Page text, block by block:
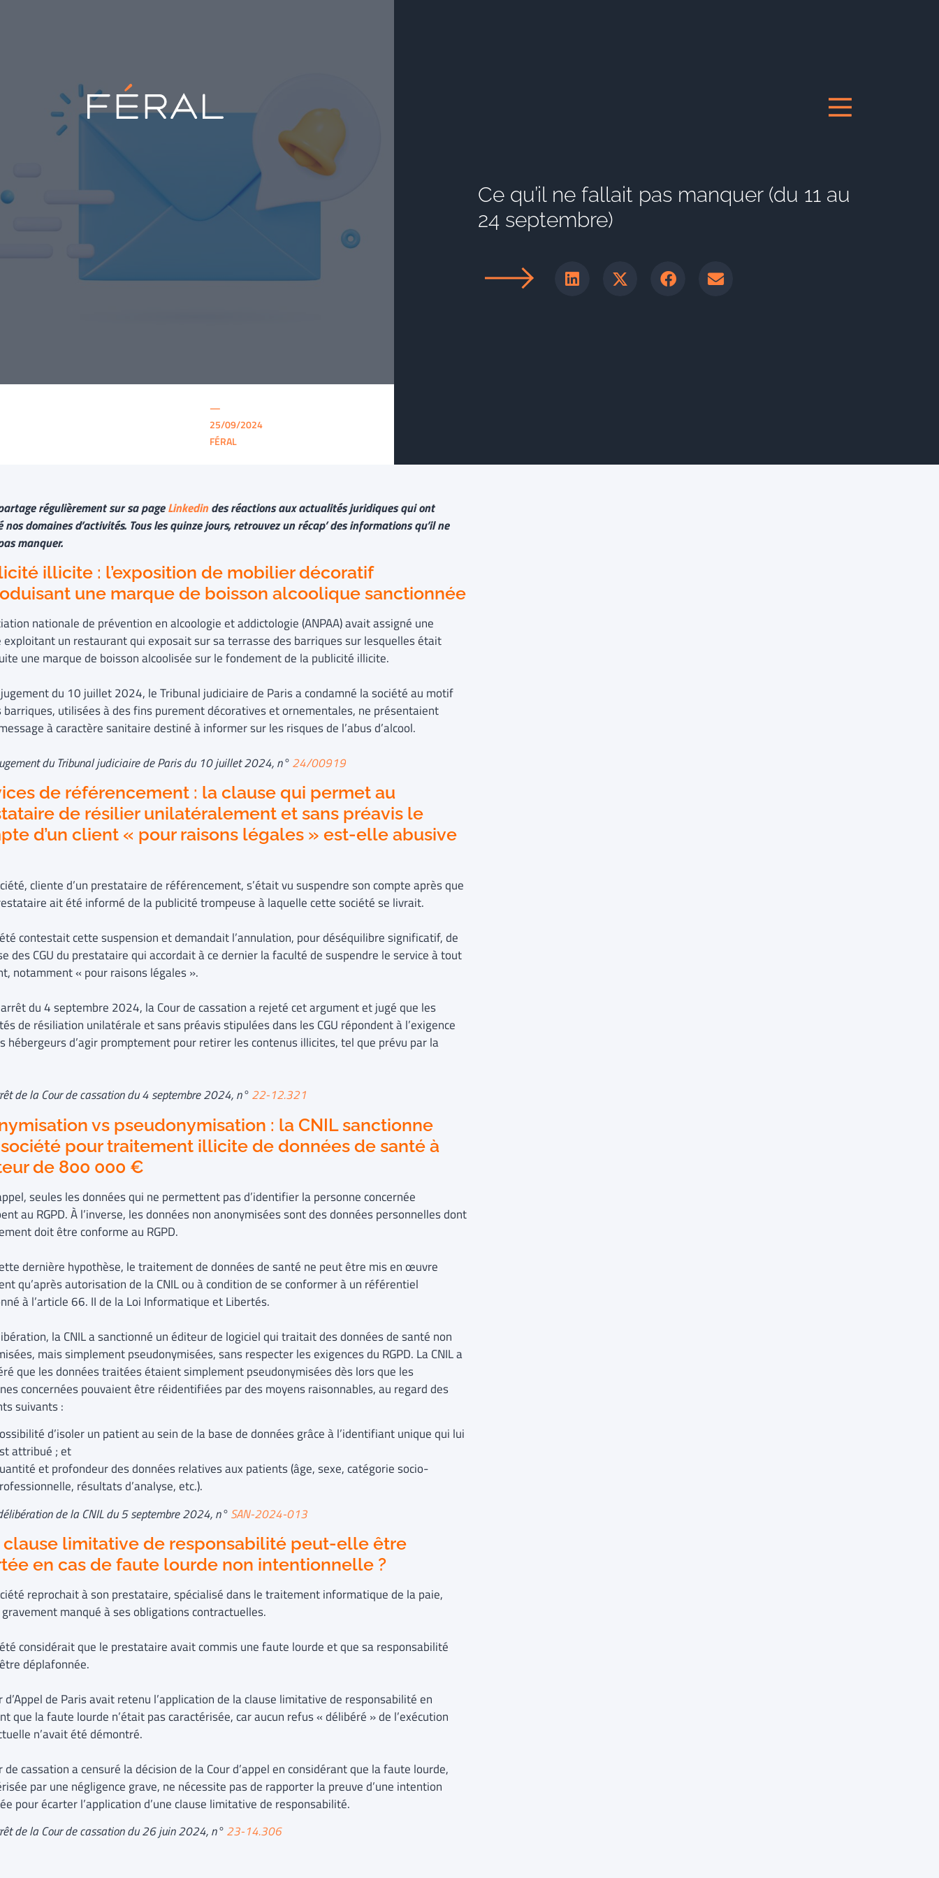
—
25/09/2024
FÉRAL
Ce qu’il ne fallait pas manquer (du 11 au
24 septembre)
régulièrement sur sa pageLinkedindes réactions aux actualités juridiques qui ont
domaines d’activités. Tous les quinze jours, retrouvez un récap’ des informations qu’il ne
manquer.
illicite : l’exposition de mobilier décoratif
une marque de boisson alcoolique sanctionnée
nationale de prévention en alcoologie et addictologie (ANPAA) avait assigné une
exploitant un restaurant qui exposait sur sa terrasse des barriques sur lesquelles était
une marque de boisson alcoolisée sur le fondement de la publicité illicite.
du 10 juillet 2024, le Tribunal judiciaire de Paris a condamné la société au motif
barriques, utilisées à des fins purement décoratives et ornementales, ne présentaient
à caractère sanitaire destiné à informer sur les risques de l’abus d’alcool.
du Tribunal judiciaire de Paris du 10 juillet 2024, n°24/00919
de référencement : la clause qui permet au
de résilier unilatéralement et sans préavis le
d’un client « pour raisons légales » est-elle abusive
cliente d’un prestataire de référencement, s’était vu suspendre son compte après que
ait été informé de la publicité trompeuse à laquelle cette société se livrait.
contestait cette suspension et demandait l’annulation, pour déséquilibre significatif, de
des CGU du prestataire qui accordait à ce dernier la faculté de suspendre le service à tout
notamment « pour raisons légales ».
du 4 septembre 2024, la Cour de cassation a rejeté cet argument et jugé que les
de résiliation unilatérale et sans préavis stipulées dans les CGU répondent à l’exigence
hébergeurs d’agir promptement pour retirer les contenus illicites, tel que prévu par la
de la Cour de cassation du 4 septembre 2024, n°22-12.321
vs pseudonymisation : la CNIL sanctionne
pour traitement illicite de données de santé à
de 800 000 €
seules les données qui ne permettent pas d’identifier la personne concernée
au RGPD. À l’inverse, les données non anonymisées sont des données personnelles dont
doit être conforme au RGPD.
dernière hypothèse, le traitement de données de santé ne peut être mis en œuvre
qu’après autorisation de la CNIL ou à condition de se conformer à un référentiel
à l’article 66. II de la Loi Informatique et Libertés.
la CNIL a sanctionné un éditeur de logiciel qui traitait des données de santé non
mais simplement pseudonymisées, sans respecter les exigences du RGPD. La CNIL a
que les données traitées étaient simplement pseudonymisées dès lors que les
concernées pouvaient être réidentifiées par des moyens raisonnables, au regard des
suivants :
d’isoler un patient au sein de la base de données grâce à l’identifiant unique qui lui
attribué ; et
et profondeur des données relatives aux patients (âge, sexe, catégorie socio-
résultats d’analyse, etc.).
de la CNIL du 5 septembre 2024, n°SAN-2024-013
clause limitative de responsabilité peut-elle être
en cas de faute lourde non intentionnelle ?
reprochait à son prestataire, spécialisé dans le traitement informatique de la paie,
gravement manqué à ses obligations contractuelles.
considérait que le prestataire avait commis une faute lourde et que sa responsabilité
être déplafonnée.
d’Appel de Paris avait retenu l’application de la clause limitative de responsabilité en
que la faute lourde n’était pas caractérisée, car aucun refus « délibéré » de l’exécution
n’avait été démontré.
de cassation a censuré la décision de la Cour d’appel en considérant que la faute lourde,
par une négligence grave, ne nécessite pas de rapporter la preuve d’une intention
pour écarter l’application d’une clause limitative de responsabilité.
de la Cour de cassation du 26 juin 2024, n°23-14.306